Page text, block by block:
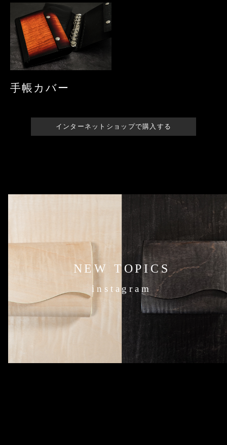
手帳カバー
インターネットショップで購入する
NEW TOPICS
instagram